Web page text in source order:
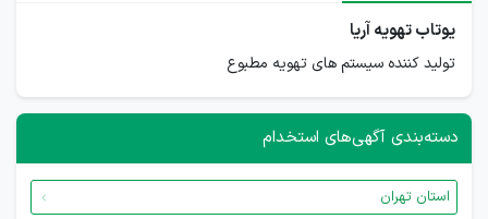
یوتاب تهویه آریا
تولید کننده سیستم های تهویه مطبوع
دسته‌بندی آگهی‌های استخدام
استان تهران